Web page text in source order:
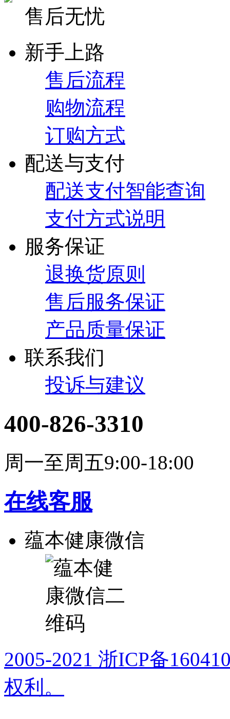
售后无忧
新手上路
售后流程
购物流程
订购方式
配送与支付
配送支付智能查询
支付方式说明
服务保证
退换货原则
售后服务保证
产品质量保证
联系我们
投诉与建议
400-826-3310
周一至周五9:00-18:00
在线客服
蕴本健康微信
2005-2021 浙ICP备
权利。